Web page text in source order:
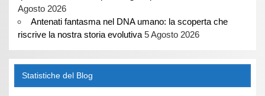
Agosto 2026
Antenati fantasma nel DNA umano: la scoperta che
riscrive la nostra storia evolutiva 5 Agosto 2026
Statistiche del Blog